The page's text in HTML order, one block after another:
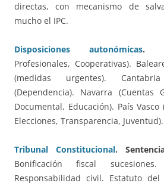
directas, con mecanismo de
mucho el IPC.
Disposiciones autonómicas.
Profesionales, Cooperativas).
(medidas urgentes).
(Dependencia). Navarra (Cuentas
Documental, Educación). País
Elecciones, Transparencia, Juventud).
Tribunal Constitucional.
Bonificación fiscal
Responsabilidad civil. Estatuto